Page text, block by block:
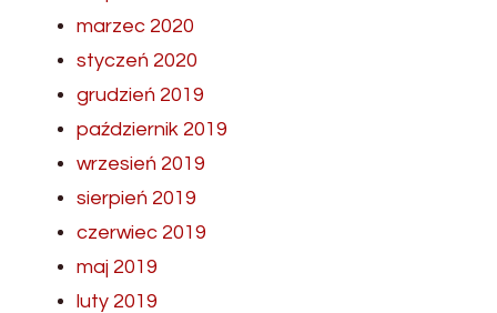
marzec 2020
styczeń 2020
grudzień 2019
październik 2019
wrzesień 2019
sierpień 2019
czerwiec 2019
maj 2019
luty 2019